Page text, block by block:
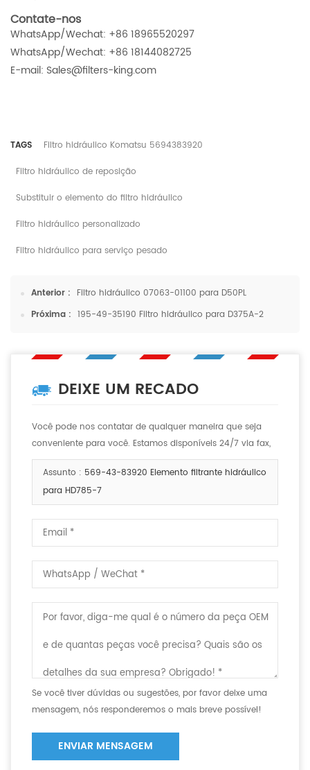
Contate-nos
WhatsApp/Wechat: +86 18965520297
WhatsApp/Wechat: +86 18144082725
E-mail: Sales@filters-king.com
TAGS
Filtro hidráulico Komatsu 5694383920
Filtro hidráulico de reposição
Substituir o elemento do filtro hidráulico
Filtro hidráulico personalizado
Filtro hidráulico para serviço pesado
Anterior : Filtro hidráulico 07063-01100 para D50PL
Próxima : 195-49-35190 Filtro hidráulico para D375A-2
DEIXE UM RECADO
Você pode nos contatar de qualquer maneira que seja
conveniente para você. Estamos disponíveis 24/7 via fax,
email ou telefone.
Assunto : 569-43-83920 Elemento filtrante hidráulico
para HD785-7
Se você tiver dúvidas ou sugestões, por favor deixe uma
mensagem, nós responderemos o mais breve possível!
ENVIAR MENSAGEM